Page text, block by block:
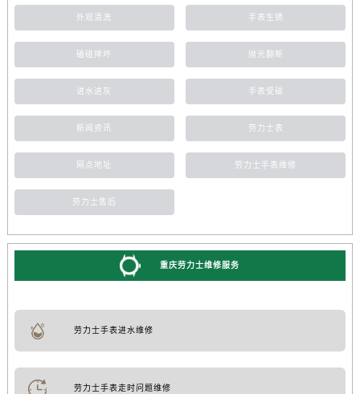
外观清洗 手表生锈
磕碰摔坏 抛光翻新
进水进灰 手表受磁
新闻资讯 劳力士表
网点地址 劳力士手表维修
劳力士售后
重庆劳力士维修服务
劳力士手表进水维修
劳力士手表走时问题维修